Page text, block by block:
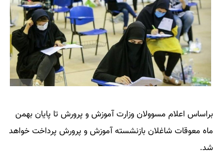
براساس اعلام مسوولان وزارت آموزش و پرورش تا پایان بهمن
ماه معوقات شاغلان بازنشسته آموزش و پرورش پرداخت خواهد
شد.